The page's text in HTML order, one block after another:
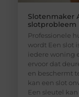
Slotenmaker
slotprobleem
Professionele
wordt Een slot
iedere woning
ervoor dat
en beschermt
kan een slot
Een sleutel